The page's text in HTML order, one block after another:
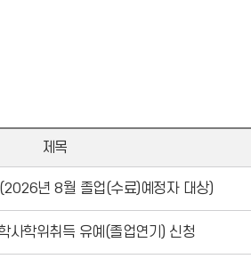
제목
년 8월 졸업(수료)예정자 대상)
사학위취득 유예(졸업연기) 신청